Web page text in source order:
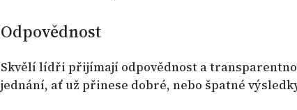
Odpovědnost
Skvělí lídři přijímají odpovědnost a
jednání, ať už přinese dobré, nebo špatné